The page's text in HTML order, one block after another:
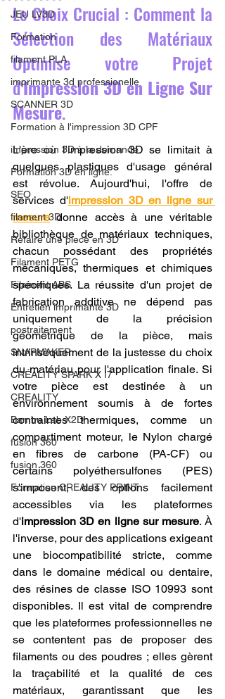
JEU LV3D
Formation
filament PLA
imprimante 3d professionelle
SCANNER 3D
Formation à l'impression 3D CPF
impression 3D à la demande
Formation 3D en ligne.
SEO
filament 3D
Refaire une piece en 3D
Filament PETG
Filament ABS
Entretien imprimante 3D
postraitement
SNAPMAKER
CRÉALITY SPARK X I7
CREALITY
Bambu Lab X2D
fusion 360
fusion 360
Formation CREALITY PRINT
Le Choix Crucial : Comment la
Sélection des Matériaux
Optimise votre Projet
d'Impression 3D en Ligne Sur
Mesure.
L'ère où l'impression 3D se limitait à
quelques plastiques d'usage général
est révolue. Aujourd'hui, l'offre de
services d'impression 3D en ligne sur
mesure donne accès à une véritable
bibliothèque de matériaux techniques,
chacun possédant des propriétés
mécaniques, thermiques et chimiques
spécifiques. La réussite d'un projet de
fabrication additive ne dépend pas
uniquement de la précision
géométrique de la pièce, mais
intrinsèquement de la justesse du choix
du matériau pour l'application finale. Si
votre pièce est destinée à un
environnement soumis à de fortes
contraintes thermiques, comme un
compartiment moteur, le Nylon chargé
en fibres de carbone (PA-CF) ou
certains polyéthersulfones (PES)
s'imposent, des options facilement
accessibles via les plateformes
d'impression 3D en ligne sur mesure. À
l'inverse, pour des applications exigeant
une biocompatibilité stricte, comme
dans le domaine médical ou dentaire,
des résines de classe ISO 10993 sont
disponibles. Il est vital de comprendre
que les plateformes professionnelles ne
se contentent pas de proposer des
filaments ou des poudres ; elles gèrent
la traçabilité et la qualité de ces
matériaux, garantissant que les